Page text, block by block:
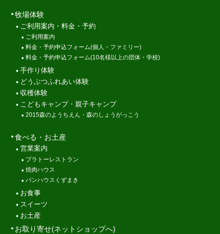
牧場体験
ご利用案内・料金・予約
ご利用案内
料金・予約申込フォーム(個人・ファミリー)
料金・予約申込フォーム(10名様以上の団体・学校)
手作り体験
どうぶつふれあい体験
収穫体験
こどもキャンプ・親子キャンプ
2015森のようちえん・森のしょうがっこう
食べる・お土産
営業案内
プラトーレストラン
焼肉ハウス
パンハウスくずまき
お食事
スイーツ
お土産
お取り寄せ(ネットショップへ)